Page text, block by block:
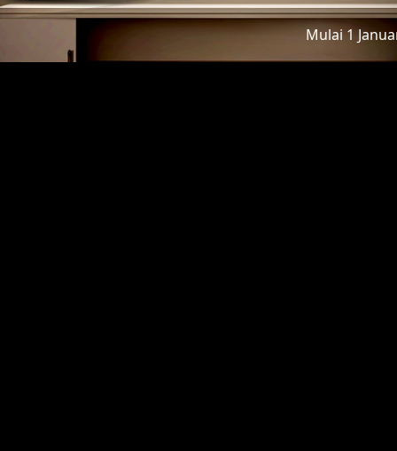
Mulai 1